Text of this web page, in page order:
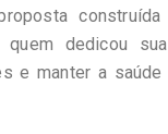
quem dedicou
manter a saúde